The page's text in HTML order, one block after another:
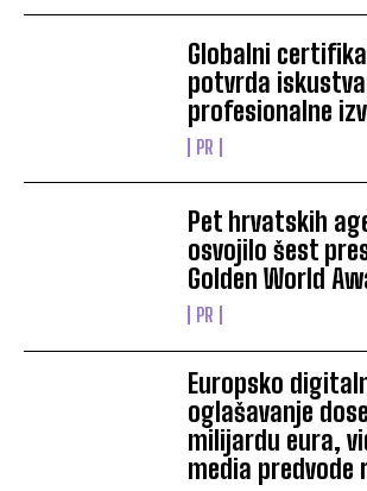
Globalni
potvrda
profesionalne
PR
Pet hrvatskih
osvojilo šest
Golden World
PR
Europsko
oglašavanje
milijardu eura,
media predvode